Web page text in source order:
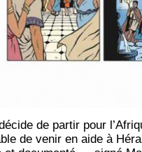
de partir pour
de venir en aide à